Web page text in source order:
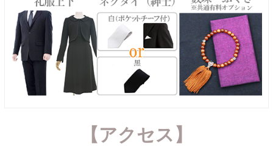
【アクセス】